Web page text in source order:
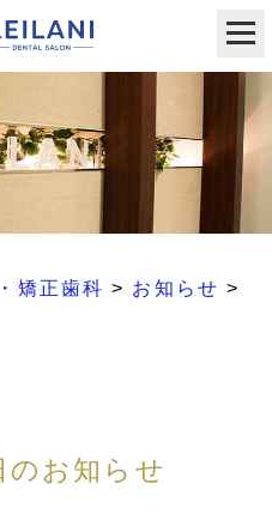
矯正歯科 > お知らせ >
のお知らせ